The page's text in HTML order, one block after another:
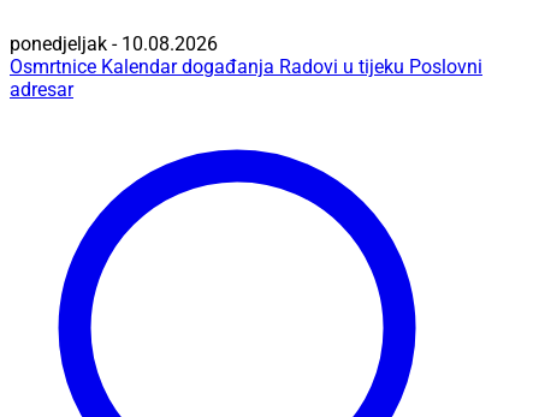
ponedjeljak - 10.08.2026
Osmrtnice Kalendar događanja Radovi u tijeku Poslovni
adresar